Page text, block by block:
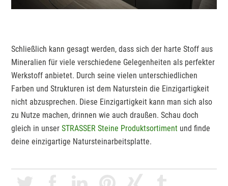
Schließlich kann gesagt werden, dass sich der harte Stoff aus
Mineralien für viele verschiedene Gelegenheiten als perfekter
Werkstoff anbietet. Durch seine vielen unterschiedlichen
Farben und Strukturen ist dem Naturstein die Einzigartigkeit
nicht abzusprechen. Diese Einzigartigkeit kann man sich also
zu Nutze machen, drinnen wie auch draußen. Schau doch
gleich in unserSTRASSER Steine Produktsortiment und finde
deine einzigartige Natursteinarbeitsplatte.